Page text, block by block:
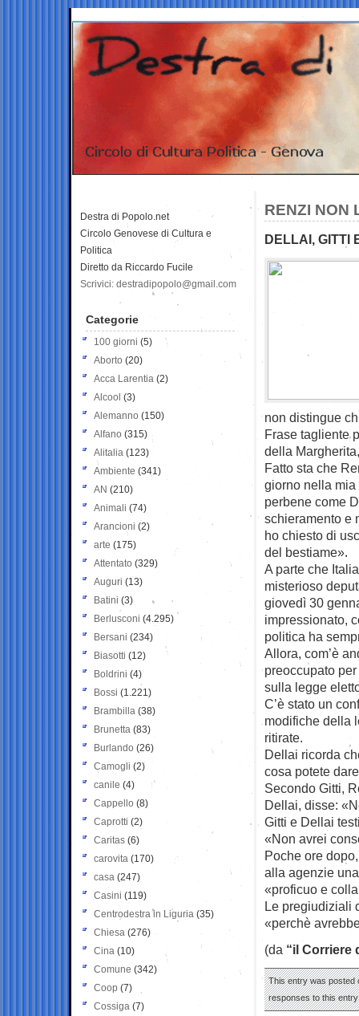
RENZI NON
DELLAI, GITTI
non distingue
Frase tagliente
della
Fatto sta che
giorno nella
perbene come
schieramento e
ho chiesto di
del bestiame».
A parte che
misterioso
giovedì 30
impressionato,
politica ha
Allora, com’è
preoccupato
sulla legge
C’è stato un
modifiche della
ritirate.
Dellai ricorda
cosa potete
Secondo Gitti,
Dellai, disse:
Gitti e Dellai
«Non avrei
Poche ore
alla agenzie
«proficuo e
Le pregiudiziali
«perchè
(da “il Corriere
This entry was posted
responses to this
Destra di Popolo.net
Circolo Genovese di Cultura e
Politica
Diretto da Riccardo Fucile
Scrivici: destradipopolo@gmail.com
Categorie
100 giorni (5)
Aborto (20)
Acca Larentia (2)
Alcool (3)
Alemanno (150)
Alfano (315)
Alitalia (123)
Ambiente (341)
AN (210)
Animali (74)
Arancioni (2)
arte (175)
Attentato (329)
Auguri (13)
Batini (3)
Berlusconi (4.295)
Bersani (234)
Biasotti (12)
Boldrini (4)
Bossi (1.221)
Brambilla (38)
Brunetta (83)
Burlando (26)
Camogli (2)
canile (4)
Cappello (8)
Caprotti (2)
Caritas (6)
carovita (170)
casa (247)
Casini (119)
Centrodestra in Liguria (35)
Chiesa (276)
Cina (10)
Comune (342)
Coop (7)
Cossiga (7)